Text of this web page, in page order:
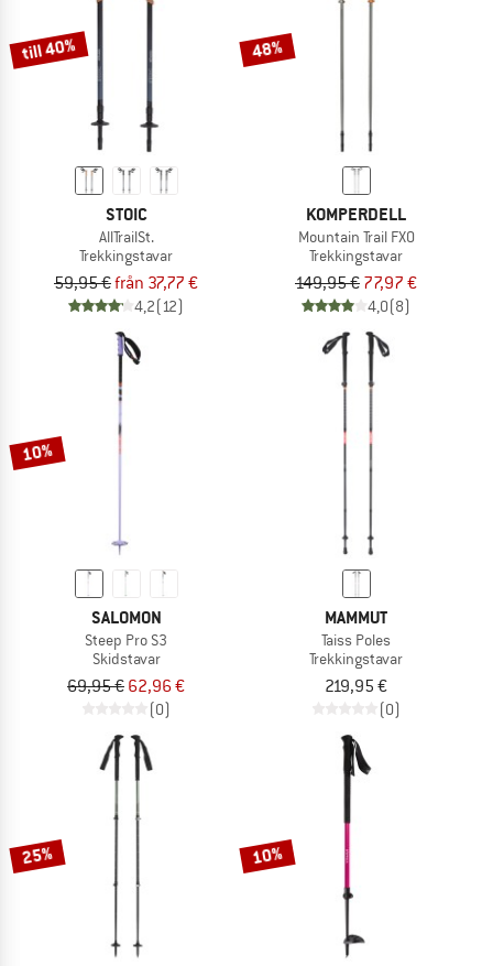
till 40%
STOIC
AllTrailSt.
Trekkingstavar
59,95 €från 37,77 €
4,2(12)
48%
KOMPERDELL
Mountain Trail FXO
Trekkingstavar
149,95 € 77,97 €
4,0(8)
10%
SALOMON
Steep Pro S3
Skidstavar
69,95 € 62,96 €
(0)
MAMMUT
Taiss Poles
Trekkingstavar
219,95 €
(0)
25% 10%